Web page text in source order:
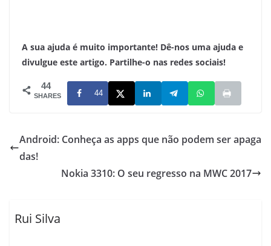
A sua ajuda é muito importante! Dê-nos uma ajuda e
divulgue este artigo. Partilhe-o nas redes sociais!
44
SHARES 44
Android: Conheça as apps que não podem ser apaga
das!
Nokia 3310: O seu regresso na MWC 2017
Rui Silva